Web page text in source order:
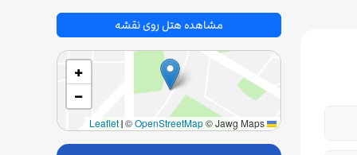
مشاهده هتل روی نقشه
+
−
Leaflet
|©OpenStreetMap© Jawg Maps